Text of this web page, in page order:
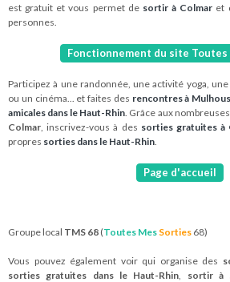
est gratuit et vous permet de sortir à Colmar et
personnes.
Fonctionnement du site
Participez à une randonnée, une activité yoga,
ou un cinéma... et faites des rencontres à
amicales dans le Haut-Rhin. Grâce aux
Colmar, inscrivez-vous à des sorties gratuites à
propres sorties dans le Haut-Rhin.
Page d'accueil
Groupe local TMS 68 (Toutes Mes Sorties 68)
Vous pouvez également voir qui organise des
sorties gratuites dans le Haut-Rhin, sortir à